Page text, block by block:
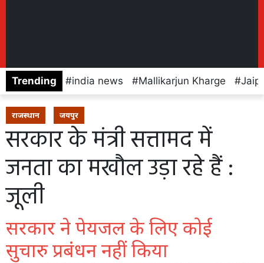
Trending india news Mallikarjun Kharge
राजस्थान जयपुर
सरकार के मंत्री सत्तामद में
जनता का मखौल उड़ा रहे हैं :
जूली
सरकार ने पेयजल के लिए कोई
सुचारु प्रबंधन नहीं किया